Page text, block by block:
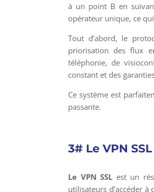
à un point B en
opérateur unique, ce
Tout d’abord, le
priorisation des flux
téléphonie, de
constant et des
Ce système est
passante.
3# Le VPN SSL
Le VPN SSL est un
utilisateurs d’accéder